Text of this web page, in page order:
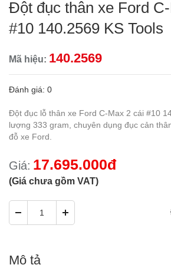
Đột đục thân xe Ford
#10 140.2569 KS Tools
Mã hiệu: 140.2569
Đánh giá: 0
Đột đục lỗ thân xe Ford C-Max 2 cái #10
lượng 333 gram, chuyên dụng đục cản
đỗ xe Ford.
Giá: 17.695.000đ
(Giá chưa gồm VAT)
Mô tả